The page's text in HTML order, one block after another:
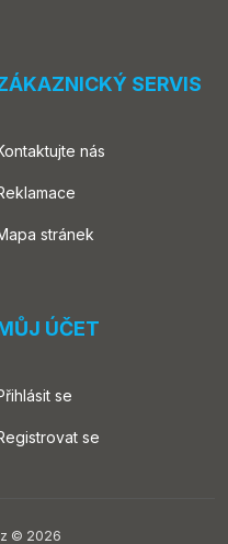
SERVIS
nás
stránek
ÚČET
se
se
© 2026